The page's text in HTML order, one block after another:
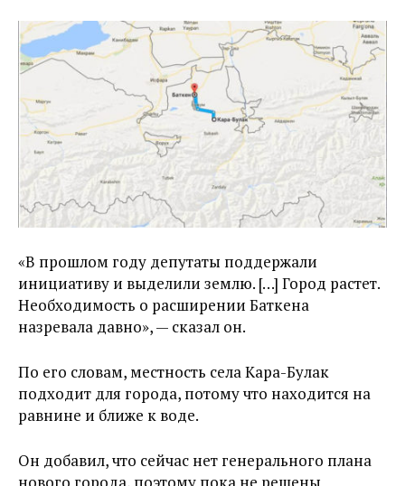
«В прошлом году депутаты поддержали
инициативу и выделили землю. […] Город растет.
Необходимость о расширении Баткена
назревала давно», — сказал он.
По его словам, местность села Кара-Булак
подходит для города, потому что находится на
равнине и ближе к воде.
Он добавил, что сейчас нет генерального плана